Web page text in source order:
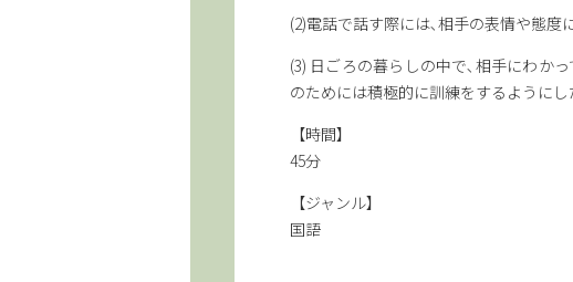
(2)電話で話す際には､相手の表情や態度
(3) 日ごろの暮らしの中で､相手にわか
のためには積極的に訓練をするようにし
【時間】
45分
【ジャンル】
国語